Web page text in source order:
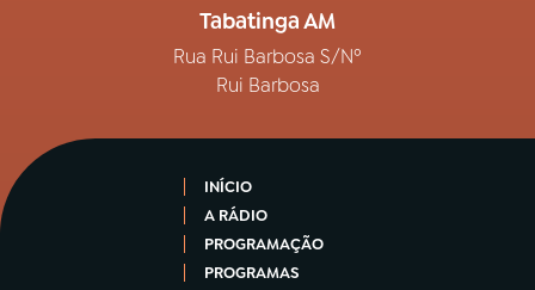
Tabatinga AM
Rua Rui Barbosa S/Nº
Rui Barbosa
INÍCIO
A RÁDIO
PROGRAMAÇÃO
PROGRAMAS